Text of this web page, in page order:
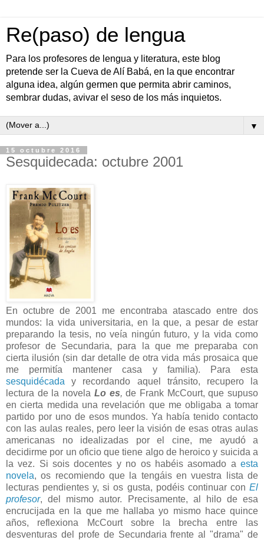
Re(paso) de lengua
Para los profesores de lengua y literatura, este blog
pretende ser la Cueva de Alí Babá, en la que encontrar
alguna idea, algún germen que permita abrir caminos,
sembrar dudas, avivar el seso de los más inquietos.
▼
15 octubre 2016
Sesquidecada: octubre 2001
En octubre de 2001 me encontraba atascado entre dos
mundos: la vida universitaria, en la que, a pesar de estar
preparando la tesis, no veía ningún futuro, y la vida como
profesor de Secundaria, para la que me preparaba con
cierta ilusión (sin dar detalle de otra vida más prosaica que
me permitía mantener casa y familia). Para esta
sesquidécada y recordando aquel tránsito, recupero la
lectura de la novela Lo es,de Frank McCourt, que supuso
en cierta medida una revelación que me obligaba a tomar
partido por uno de esos mundos. Ya había tenido contacto
con las aulas reales, pero leer la visión de esas otras aulas
americanas no idealizadas por el cine, me ayudó a
decidirme por un oficio que tiene algo de heroico y suicida a
la vez. Si sois docentes y no os habéis asomado a esta
novela, os recomiendo que la tengáis en vuestra lista de
lecturas pendientes y, si os gusta, podéis continuar con El
profesor, del mismo autor. Precisamente, al hilo de esa
encrucijada en la que me hallaba yo mismo hace quince
años, reflexiona McCourt sobre la brecha entre las
desventuras del profe de Secundaria frente al "drama" de